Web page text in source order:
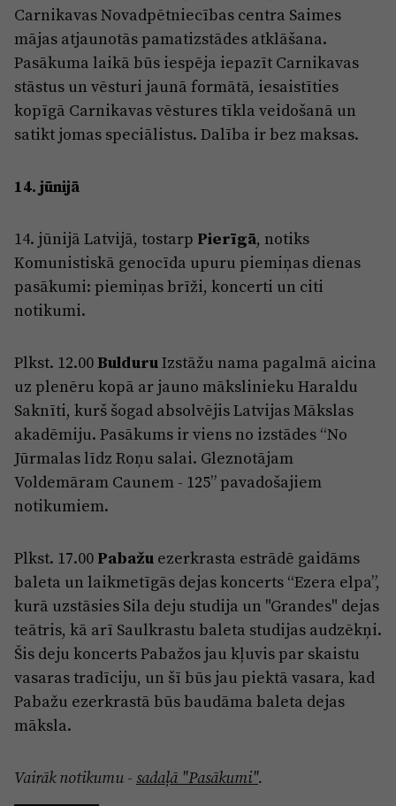
Carnikavas Novadpētniecības centra Saimes
mājas atjaunotās pamatizstādes atklāšana.
Pasākuma laikā būs iespēja iepazīt Carnikavas
stāstus un vēsturi jaunā formātā, iesaistīties
kopīgā Carnikavas vēstures tīkla veidošanā un
satikt jomas speciālistus. Dalība ir bez maksas.
14. jūnijā
14. jūnijā Latvijā, tostarp Pierīgā, notiks
Komunistiskā genocīda upuru piemiņas dienas
pasākumi: piemiņas brīži, koncerti un citi
notikumi.
Plkst. 12.00BulduruIzstāžu nama pagalmā aicina
uz plenēru kopā ar jauno mākslinieku Haraldu
Saknīti, kurš šogad absolvējis Latvijas Mākslas
akadēmiju. Pasākums ir viens no izstādes “No
Jūrmalas līdz Roņu salai. Gleznotājam
Voldemāram Caunem - 125” pavadošajiem
notikumiem.
Plkst. 17.00 Pabažu ezerkrasta estrādē gaidāms
baleta un laikmetīgās dejas koncerts “Ezera elpa”,
kurā uzstāsies Sila deju studija un "Grandes" dejas
teātris, kā arī Saulkrastu baleta studijas audzēkņi.
Šis deju koncerts Pabažos jau kļuvis par skaistu
vasaras tradīciju, un šī būs jau piektā vasara, kad
Pabažu ezerkrastā būs baudāma baleta dejas
māksla.
Vairāk notikumu - sadaļā "Pasākumi".